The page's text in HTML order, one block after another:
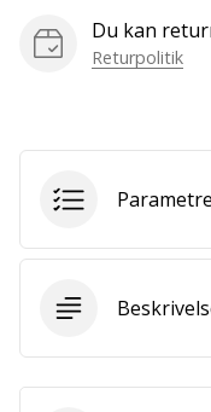
Bliv
en
artikler
Du kan
Returpolitik
Parametre